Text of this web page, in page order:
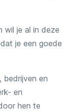
wil je al in deze
je een goede
bedrijven en
en
hen te